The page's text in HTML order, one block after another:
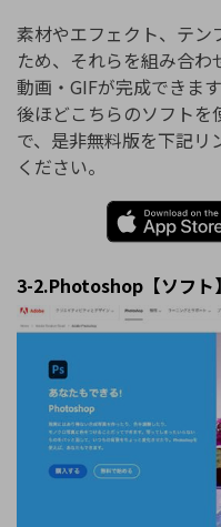
素材やエフェクト、テン
ため、それらを組み合
動画・GIFが完成できます
後ほどこちらのソフトを
で、是非無料版を下記リ
ください。
3-2.Photoshop【ソフト】